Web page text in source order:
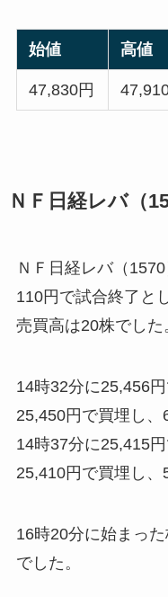
始値 高値
47,830円
ＮＦ日経レバ（
ＮＦ日経レバ（
110円で試合終了と
売買高は20株でした
14時32分に25,456
25,450円で買埋し、
14時37分に25,415
25,410円で買埋し、
16時20分に始まっ
でした。